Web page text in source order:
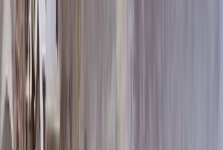
Без цветника
Бесплатно
100 x 60 x 5
8 190 ₽
100 x 60 x 8
18 720 ₽
100 x 60 x 10
23 920 ₽
100 x 70 x 5